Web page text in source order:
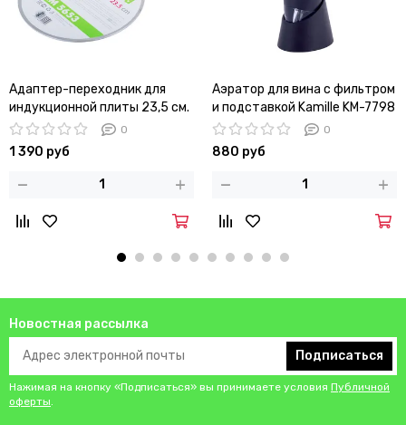
Адаптер-переходник для
индукционной плиты 23,5 см.
Kamille KM-5653 из
нержавеющей стали
0
1 390 руб
Аэратор для вина с фильтром
и подставкой Kamille KM-7798
(7,8х8,5х22,5 см.) 0
880 руб
Новостная рассылка
Подписаться
Нажимая на кнопку «Подписаться» вы принимаете условия Публичной
оферты.